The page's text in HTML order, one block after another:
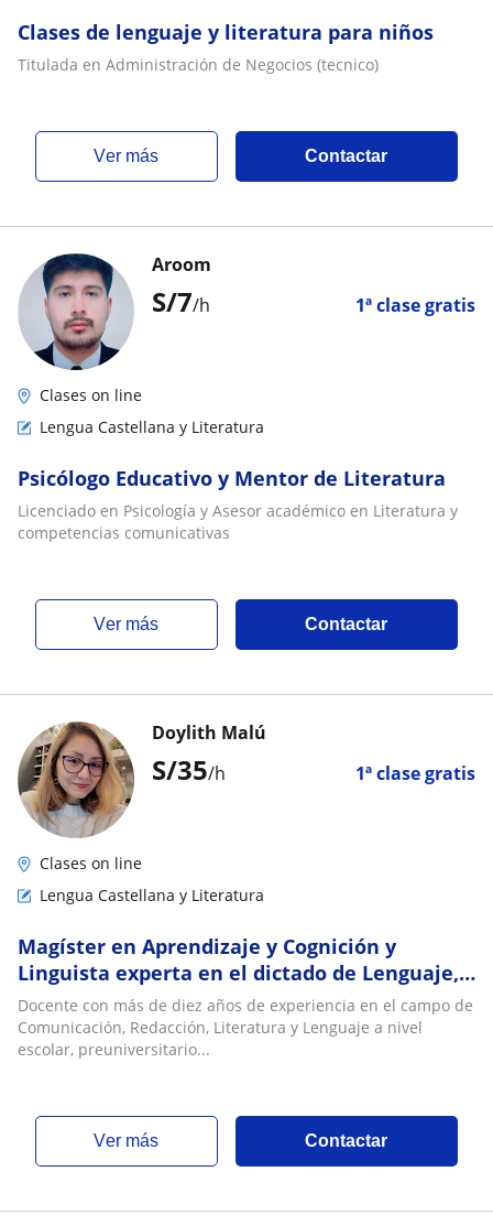
Clases de lenguaje y literatura para niños
Titulada en Administración de Negocios (tecnico)
ver más Contactar
S/7/h 1ª clase gratis
Aroom
Clases on line
Lengua Castellana y Literatura
Psicólogo Educativo y Mentor de Literatura
Licenciado en Psicología y Asesor académico en Literatura y
competencias comunicativas
ver más Contactar
S/35/h 1ª clase gratis
Doylith Malú
Clases on line
Lengua Castellana y Literatura
Magíster en Aprendizaje y Cognición y
Linguista experta en el dictado de Lenguaje,
Redacción, Comprensión Lectora y Literatura
Docente con más de diez años de experiencia en el campo de
Comunicación, Redacción, Literatura y Lenguaje a nivel
escolar, preuniversitario...
ver más Contactar